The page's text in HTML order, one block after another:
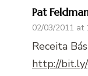
Pat
02/03/2011 at
Receita
http://